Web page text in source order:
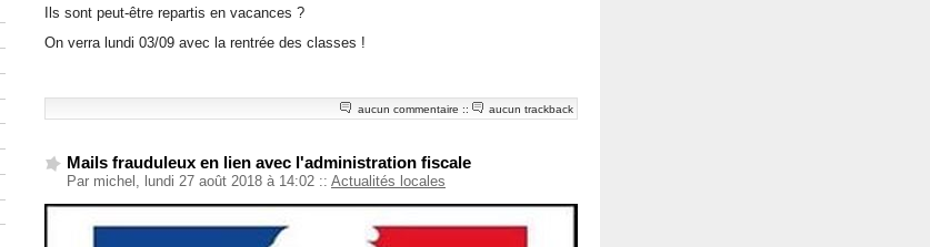
Ils sont peut-être repartis en vacances ?
On verra lundi 03/09 avec la rentrée des classes !
aucun commentaire :: aucun trackback
Mails frauduleux en lien avec l'administration fiscale
Par michel, lundi 27 août 2018 à 14:02 :: Actualités locales